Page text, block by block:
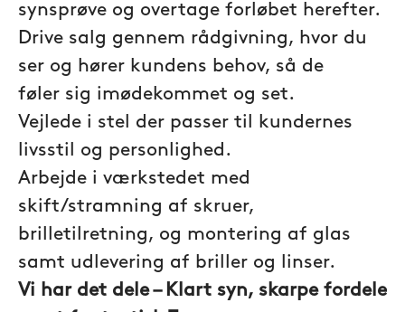
synsprøve og overtage forløbet herefter.
Drive salg gennem rådgivning, hvor du
ser og hører kundens behov, så de
føler sig imødekommet og set.
Vejlede i stel der passer til kundernes
livsstil og personlighed.
Arbejde i værkstedet med
skift/stramning af skruer,
brilletilretning, og montering af glas
samt udlevering af briller og linser.
Vi har det dele – Klart syn, skarpe fordele